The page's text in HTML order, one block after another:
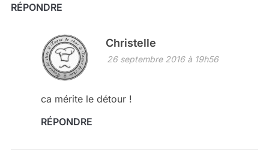
RÉPONDRE
Christelle
26 septembre 2016 à 19h56
ca mérite le détour !
RÉPONDRE